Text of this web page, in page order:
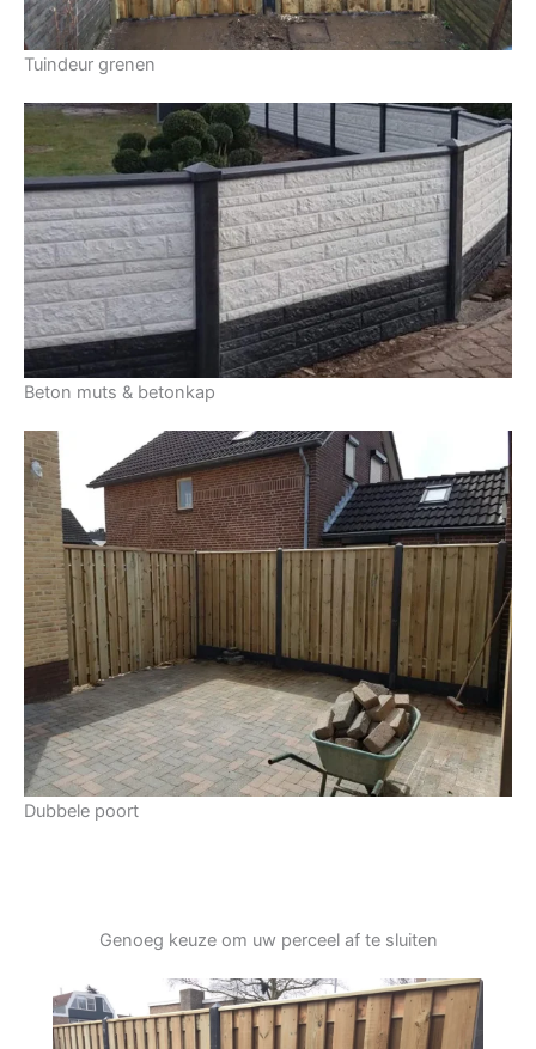
Tuindeur grenen
Beton muts & betonkap
Dubbele poort
Genoeg keuze om uw perceel af te sluiten